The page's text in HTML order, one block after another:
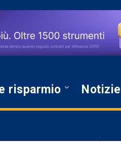
risparmio